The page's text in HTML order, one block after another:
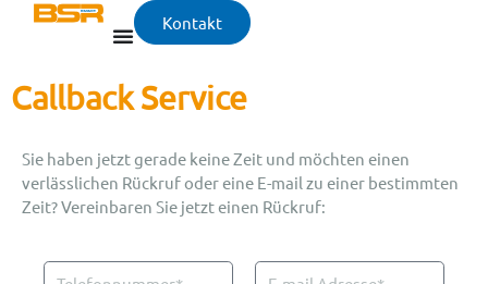
Kontakt
Callback Service
Sie haben jetzt gerade keine Zeit und möchten einen
verlässlichen Rückruf oder eine E-mail zu einer bestimmten
Zeit? Vereinbaren Sie jetzt einen Rückruf: